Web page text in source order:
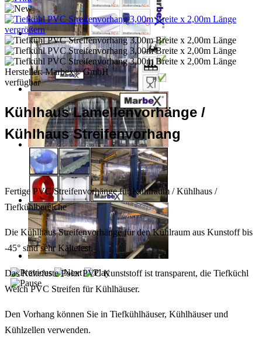
vergrößern
Hersteller:Marbex® GmbH
verfügbar
Kühlhaus Lamellenvorhänge /
Kühlhaus Streifenvorhang
Fertige PVC Streifenvorhänge für Kühlraum / Kühlhaus /
Tiefkühlbereiche
Die Kühlhaus Streifenvorhänge für den Kühlraum aus Kunstoff bis
-45° sind sehr Kältefest.
Das Kältefeste Polar PVC Kunststoff ist transparent, die Tiefküchl
Weich PVC Streifen für Kühlhäuser.
Den Vorhang können Sie in Tiefkühlhäuser, Kühlhäuser und
Kühlzellen verwenden.